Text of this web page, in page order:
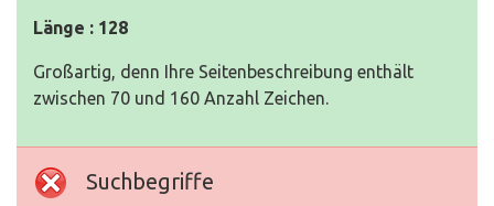
Länge : 128
Großartig, denn Ihre Seitenbeschreibung enthält
zwischen 70 und 160 Anzahl Zeichen.
Suchbegriffe